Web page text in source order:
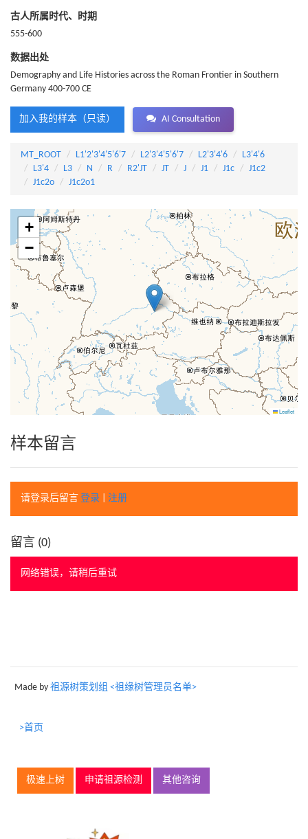
古人所属时代、时期
555-600
数据出处
Demography and Life Histories across the Roman Frontier in Southern
Germany 400-700 CE
加入我的样本（只读） AI Consultation
MT_ROOT L1'2'3'4'5'6'7 L2'3'4'5'6'7 L2'3'4'6
L3'4'6
L3'4
L3 N R R2'JT JT J J1 J1c
J1c2
J1c2o
J1c2o1
+
−
Leaflet
样本留言
请登录后留言 登录 注册
留言 (0)
网络错误，请稍后重试
Made by 祖源树策划组 <祖缘树管理员名单>
>首页
极速上树 申请祖源检测 其他咨询